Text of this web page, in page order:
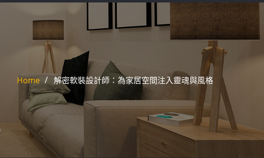
Home 解密軟裝設計師：為家居空間注入靈魂與風格